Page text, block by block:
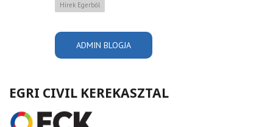
Hírek Egerből
ADMIN BLOGJA
EGRI CIVIL KEREKASZTAL